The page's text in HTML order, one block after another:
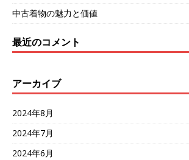
中古着物の魅力と価値
最近のコメント
アーカイブ
2024年8月
2024年7月
2024年6月